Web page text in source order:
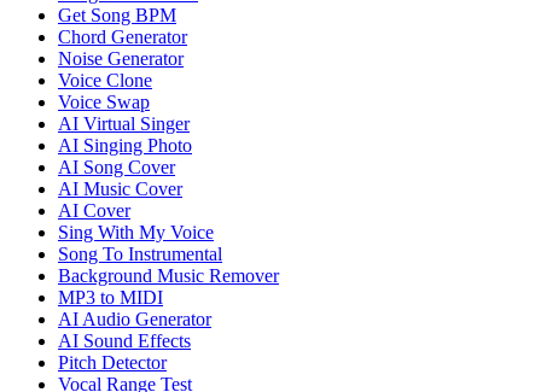
Get Song BPM
Chord Generator
Noise Generator
Voice Clone
Voice Swap
AI Virtual Singer
AI Singing Photo
AI Song Cover
AI Music Cover
AI Cover
Sing With My Voice
Song To Instrumental
Background Music Remover
MP3 to MIDI
AI Audio Generator
AI Sound Effects
Pitch Detector
Vocal Range Test